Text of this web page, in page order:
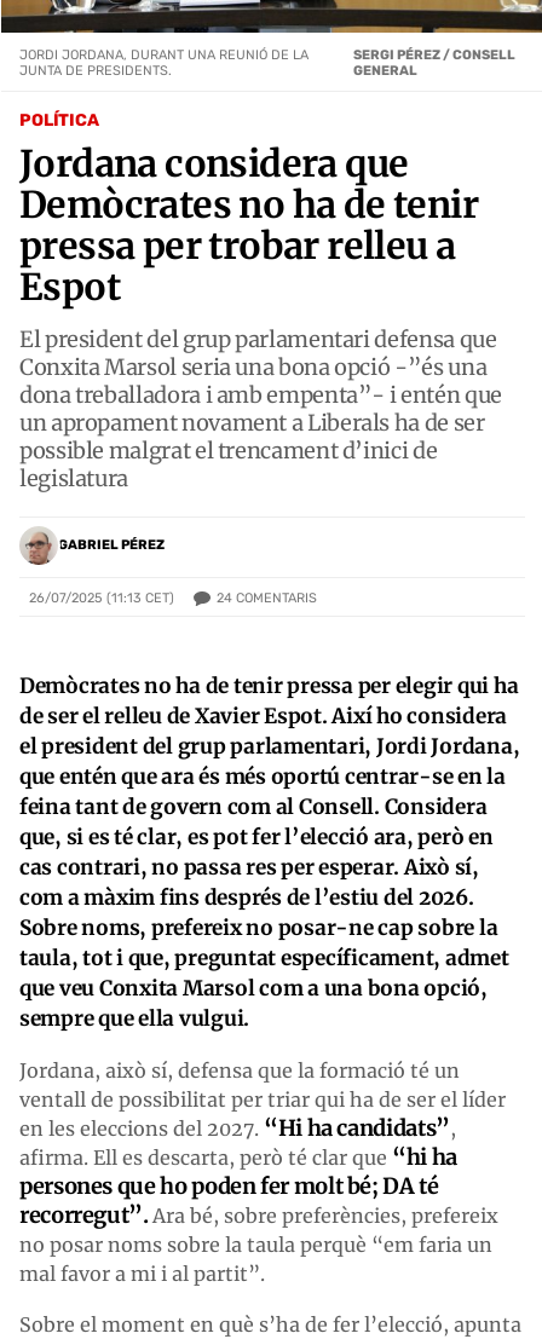
POLÍTICA
Jordana considera que
Demòcrates no ha de tenir
pressa per trobar relleu a
Espot
El president del grup parlamentari defensa que
Conxita Marsol seria una bona opció -”és una
dona treballadora i amb empenta”- i entén que
un apropament novament a Liberals ha de ser
possible malgrat el trencament d’inici de
legislatura
GABRIEL PÉREZ
26/07/2025 (11:13 CET) 24 COMENTARIS
JORDI JORDANA, DURANT UNA REUNIÓ DE LA
JUNTA DE PRESIDENTS.
SERGI PÉREZ / CONSELL
GENERAL
Demòcrates no ha de tenir pressa per elegir qui ha
de ser el relleu de Xavier Espot. Així ho considera
el president del grup parlamentari, Jordi Jordana,
que entén que ara és més oportú centrar-se en la
feina tant de govern com al Consell. Considera
que, si es té clar, es pot fer l’elecció ara, però en
cas contrari, no passa res per esperar. Això sí,
com a màxim fins després de l’estiu del 2026.
Sobre noms, prefereix no posar-ne cap sobre la
taula, tot i que, preguntat específicament, admet
que veu Conxita Marsol com a una bona opció,
sempre que ella vulgui.
Jordana, això sí, defensa que la formació té un
ventall de possibilitat per triar qui ha de ser el líder
en les eleccions del 2027. “Hi ha candidats”,
afirma. Ell es descarta, però té clar que “hi ha
persones que ho poden fer molt bé; DA té
recorregut”.Ara bé, sobre preferències, prefereix
no posar noms sobre la taula perquè “em faria un
mal favor a mi i al partit”.
Sobre el moment en què s’ha de fer l’elecció, apunta